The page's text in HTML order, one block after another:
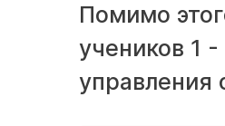
Помимо
учеников 1
управления